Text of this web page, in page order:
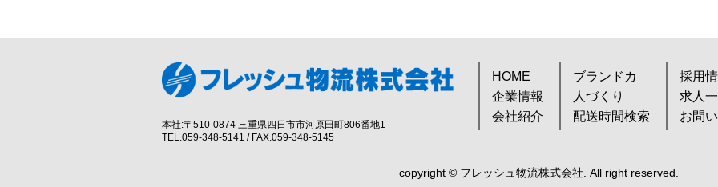
HOME
企業情報
会社紹介
ブランドカ
人づくり
配送時間検索
採用
求人
お問
本社:〒510-0874 三重県四日市市河原田町806番地1
TEL.059-348-5141 / FAX.059-348-5145
copyright © フレッシュ物流株式会社. All right reserved.